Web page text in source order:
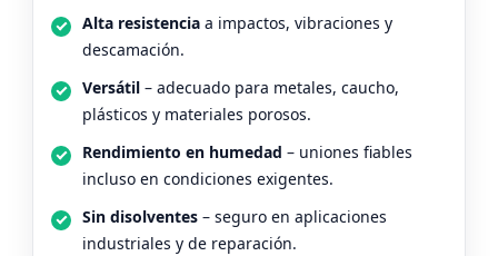
Alta resistencia a impactos, vibraciones y
descamación.
Versátil – adecuado para metales, caucho,
plásticos y materiales porosos.
Rendimiento en humedad – uniones fiables
incluso en condiciones exigentes.
Sin disolventes – seguro en aplicaciones
industriales y de reparación.